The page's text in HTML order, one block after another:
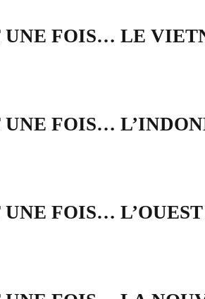
FOIS… LE
FOIS…
FOIS…